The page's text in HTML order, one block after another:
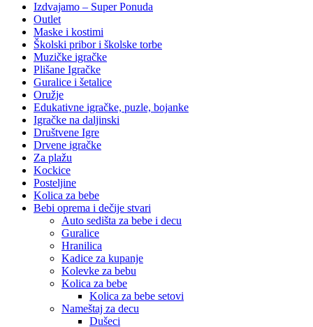
Izdvajamo – Super Ponuda
Outlet
Maske i kostimi
Školski pribor i školske torbe
Muzičke igračke
Plišane Igračke
Guralice i šetalice
Oružje
Edukativne igračke, puzle, bojanke
Igračke na daljinski
Društvene Igre
Drvene igračke
Za plažu
Kockice
Posteljine
Kolica za bebe
Bebi oprema i dečije stvari
Auto sedišta za bebe i decu
Guralice
Hranilica
Kadice za kupanje
Kolevke za bebu
Kolica za bebe
Kolica za bebe setovi
Nameštaj za decu
Dušeci